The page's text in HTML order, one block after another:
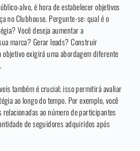
alvo, é hora de estabelecer objetivos
no Clubhouse. Pergunte-se: qual é o
Você deseja aumentar a
marca? Gerar leads? Construir
objetivo exigirá uma abordagem diferente
também é crucial; isso permitirá avaliar
ao longo do tempo. Por exemplo, você
relacionadas ao número de participantes
de seguidores adquiridos após